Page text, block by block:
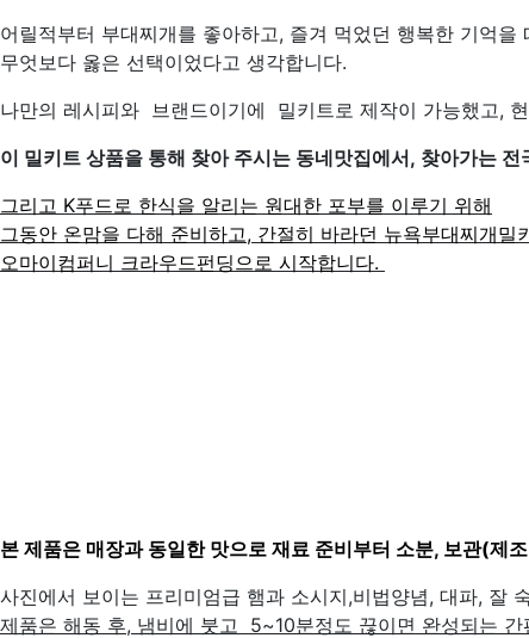
어릴적부터 부대찌개를 좋아하고, 즐겨 먹었던 행복한 기억
무엇보다 옳은 선택이었다고 생각합니다.
나만의 레시피와 브랜드이기에 밀키트로 제작이 가능했고,
이 밀키트 상품을 통해 찾아 주시는 동네맛집에서, 찾아가는
그리고 K푸드로 한식을 알리는 원대한 포부를 이루기 위해
그동안 온맘을 다해 준비하고, 간절히 바라던 뉴욕부대찌개밀
오마이컴퍼니 크라우드펀딩으로 시작합니다.
본 제품은 매장과 동일한 맛으로 재료 준비부터 소분, 보관(제
사진에서 보이는 프리미엄급 햄과 소시지,비법양념, 대파, 잘
제품은 해동 후, 냄비에 붓고 5~10분정도 끊이면 완성되는